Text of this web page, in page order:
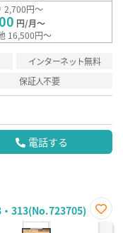
2,700円～
円/月～
16,500円～
インターネット無料
保証人不要
電話する
313(No.723705)
お気